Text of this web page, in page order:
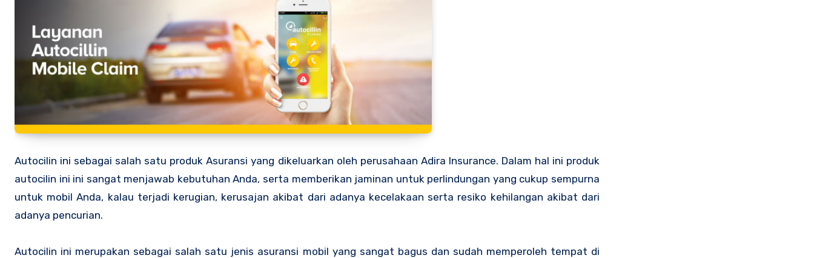
Autocilin ini sebagai salah satu produk Asuransi yang dikeluarkan oleh perusahaan Adira Insurance. Dalam hal ini produk
autocilin ini ini sangat menjawab kebutuhan Anda, serta memberikan jaminan untuk perlindungan yang cukup sempurna
untuk mobil Anda, kalau terjadi kerugian, kerusajan akibat dari adanya kecelakaan serta resiko kehilangan akibat dari
adanya pencurian.
Autocilin ini merupakan sebagai salah satu jenis asuransi mobil yang sangat bagus dan sudah memperoleh tempat di